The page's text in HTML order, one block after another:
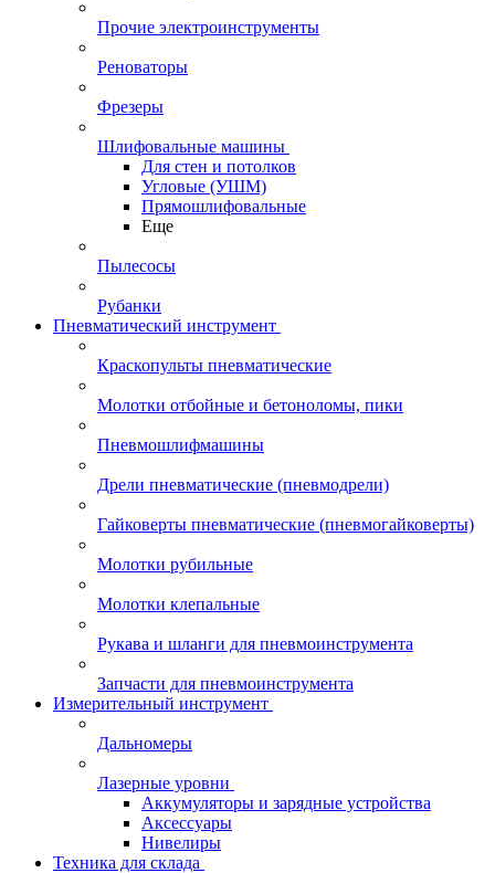
Прочие электроинструменты
Реноваторы
Фрезеры
Шлифовальные машины
Для стен и потолков
Угловые (УШМ)
Прямошлифовальные
Еще
Пылесосы
Рубанки
Пневматический инструмент
Краскопульты пневматические
Молотки отбойные и бетоноломы, пики
Пневмошлифмашины
Дрели пневматические (пневмодрели)
Гайковерты пневматические (пневмогайковерты)
Молотки рубильные
Молотки клепальные
Рукава и шланги для пневмоинструмента
Запчасти для пневмоинструмента
Измерительный инструмент
Дальномеры
Лазерные уровни
Аккумуляторы и зарядные устройства
Аксессуары
Нивелиры
Техника для склада